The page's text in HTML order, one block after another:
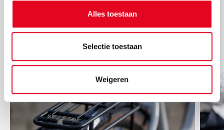
Alles toestaan
Selectie toestaan
Weigeren
De voordelen van een
Pegasus elektrische
damesfiets